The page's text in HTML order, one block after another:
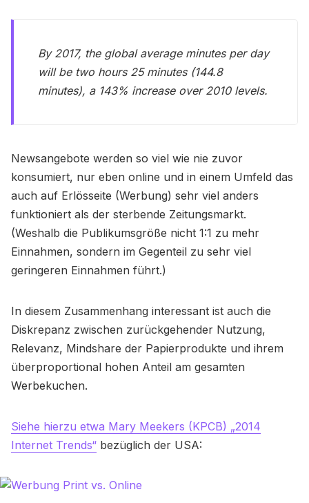
By 2017, the global average minutes per day
will be two hours 25 minutes (144.8
minutes), a 143% increase over 2010 levels.
Newsangebote werden so viel wie nie zuvor
konsumiert, nur eben online und in einem Umfeld das
auch auf Erlösseite (Werbung) sehr viel anders
funktioniert als der sterbende Zeitungsmarkt.
(Weshalb die Publikumsgröße nicht 1:1 zu mehr
Einnahmen, sondern im Gegenteil zu sehr viel
geringeren Einnahmen führt.)
In diesem Zusammenhang interessant ist auch die
Diskrepanz zwischen zurückgehender Nutzung,
Relevanz, Mindshare der Papierprodukte und ihrem
überproportional hohen Anteil am gesamten
Werbekuchen.
Siehe hierzu etwa Mary Meekers (KPCB) „2014
Internet Trends“ bezüglich der USA: